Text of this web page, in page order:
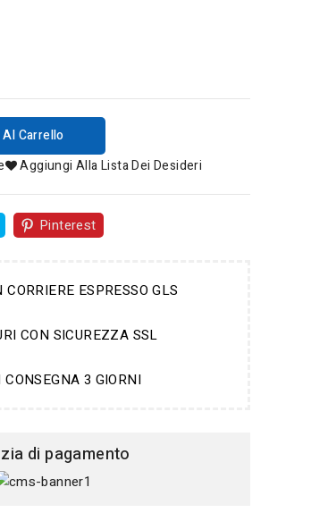
Carrello
Aggiungi Alla Lista Dei Desideri
Pinterest
ESPRESSO GLS
CON SICUREZZA SSL
3 GIORNI
di pagamento